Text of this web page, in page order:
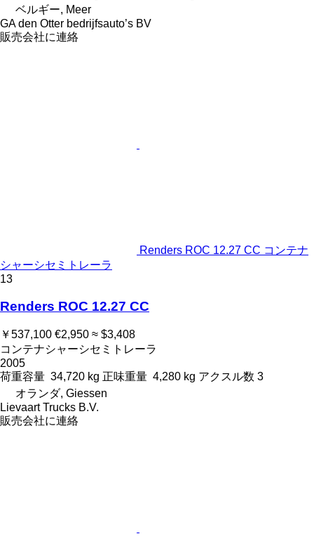
ベルギー, Meer
GA den Otter bedrijfsauto’s BV
販売会社に連絡
Renders ROC 12.27 CC コンテナ
シャーシセミトレーラ
13
Renders ROC 12.27 CC
￥537,100 €2,950 ≈ $3,408
コンテナシャーシセミトレーラ
2005
荷重容量 34,720 kg 正味重量 4,280 kg アクスル数 3
オランダ, Giessen
Lievaart Trucks B.V.
販売会社に連絡